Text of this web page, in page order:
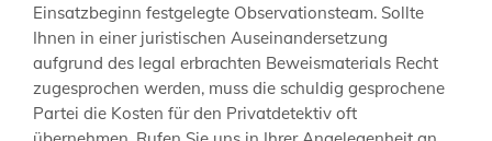
Einsatzbeginn festgelegte Observationsteam. Sollte
Ihnen in einer juristischen Auseinandersetzung
aufgrund des legal erbrachten Beweismaterials Recht
zugesprochen werden, muss die schuldig gesprochene
Partei die Kosten für den Privatdetektiv oft